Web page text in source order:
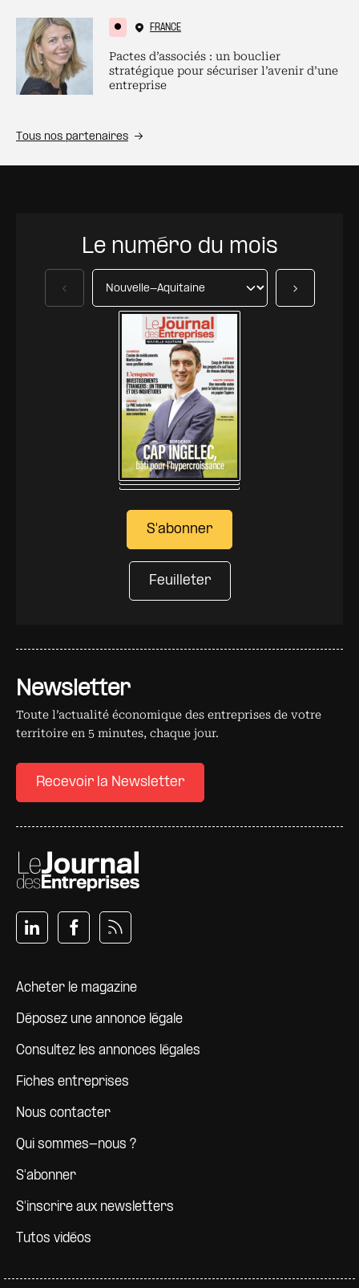
FRANCE
Pactes d’associés : un bouclier
stratégique pour sécuriser l’avenir d’une
entreprise
Tous nos partenaires
Newsletter
Toute l’actualité économique des entreprises de votre
territoire en 5 minutes, chaque jour.
Recevoir la Newsletter
Pied de page
Acheter le magazine
Déposez une annonce légale
Consultez les annonces légales
Fiches entreprises
Nous contacter
Qui sommes-nous ?
S'abonner
S'inscrire aux newsletters
Tutos vidéos
Le numéro du mois
S'abonner
Feuilleter
Précédent Suivant